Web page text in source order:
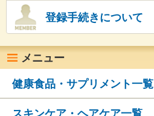
登録手続きについて
メニュー
健康食品・サプリメント一覧
スキンケア・ヘアケア一覧